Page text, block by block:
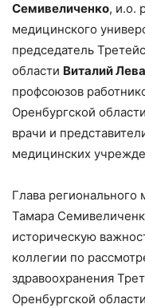
Семивеличенко, и.о.
медицинского
председатель
области Виталий
профсоюзов
Оренбургской области
врачи и
медицинских
Глава регионального
Тамара
историческую
коллегии по
здравоохранения
Оренбургской